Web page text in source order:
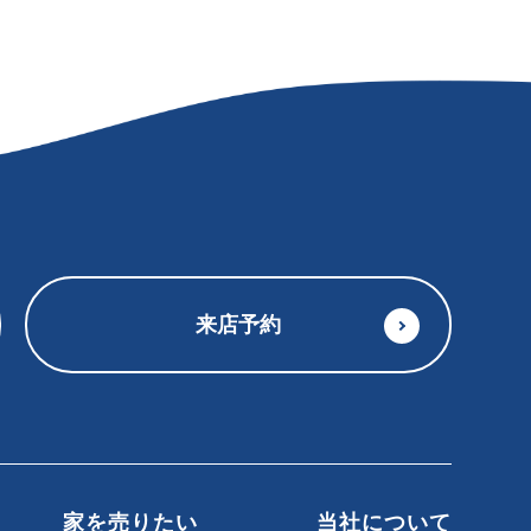
来店予約
家を売りたい 当社について